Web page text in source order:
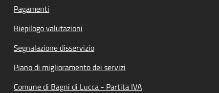
Pagamenti
Riepilogo valutazioni
Segnalazione disservizio
Piano di miglioramento dei servizi
Comune di Bagni di Lucca - Partita IVA